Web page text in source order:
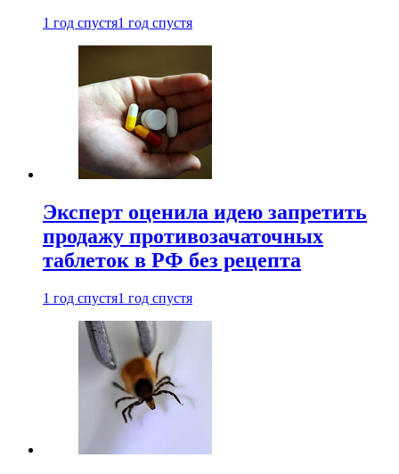
1 год спустя1 год спустя
Эксперт оценила идею запретить
продажу противозачаточных
таблеток в РФ без рецепта
1 год спустя1 год спустя